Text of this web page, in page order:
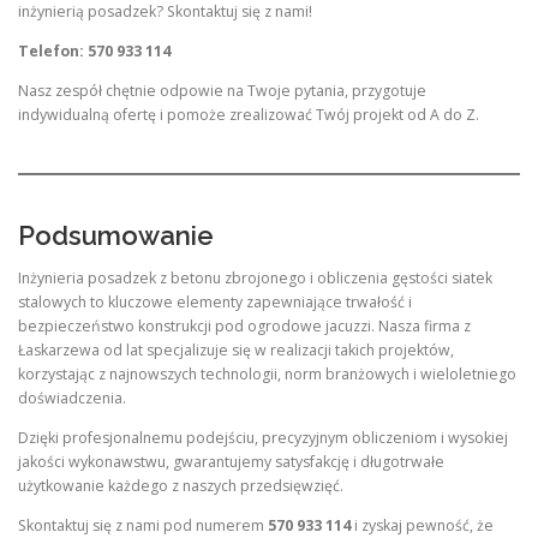
inżynierią posadzek? Skontaktuj się z nami!
Telefon: 570 933 114
Nasz zespół chętnie odpowie na Twoje pytania, przygotuje
indywidualną ofertę i pomoże zrealizować Twój projekt od A do Z.
Podsumowanie
Inżynieria posadzek z betonu zbrojonego i obliczenia gęstości siatek
stalowych to kluczowe elementy zapewniające trwałość i
bezpieczeństwo konstrukcji pod ogrodowe jacuzzi. Nasza firma z
Łaskarzewa od lat specjalizuje się w realizacji takich projektów,
korzystając z najnowszych technologii, norm branżowych i wieloletniego
doświadczenia.
Dzięki profesjonalnemu podejściu, precyzyjnym obliczeniom i wysokiej
jakości wykonawstwu, gwarantujemy satysfakcję i długotrwałe
użytkowanie każdego z naszych przedsięwzięć.
Skontaktuj się z nami pod numerem 570 933 114i zyskaj pewność, że